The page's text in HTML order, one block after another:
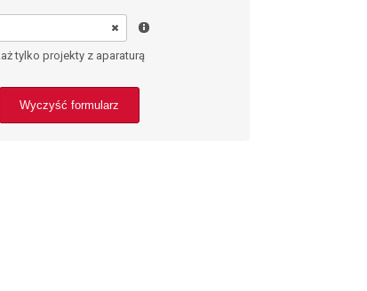
tylko projekty z aparaturą
Wyczyść formularz